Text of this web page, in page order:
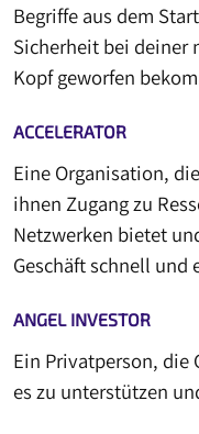
Begriffe aus dem
Sicherheit bei deiner
Kopf geworfen
ACCELERATOR
Eine Organisation,
ihnen Zugang zu
Netzwerken bietet
Geschäft schnell und
ANGEL INVESTOR
Ein Privatperson, die
es zu unterstützen